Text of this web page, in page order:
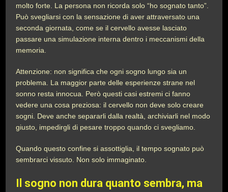
molto forte. La persona non ricorda solo “ho sognato tanto”.
Può svegliarsi con la sensazione di aver attraversato una
seconda giornata, come se il cervello avesse lasciato
passare una simulazione interna dentro i meccanismi della
memoria.
Attenzione: non significa che ogni sogno lungo sia un
problema. La maggior parte delle esperienze strane nel
sonno resta innocua. Però questi casi estremi ci fanno
vedere una cosa preziosa: il cervello non deve solo creare
sogni. Deve anche separarli dalla realtà, archiviarli nel modo
giusto, impedirgli di pesare troppo quando ci svegliamo.
Quando questo confine si assottiglia, il tempo sognato può
sembrarci vissuto. Non solo immaginato.
Il sogno non dura quanto sembra, ma